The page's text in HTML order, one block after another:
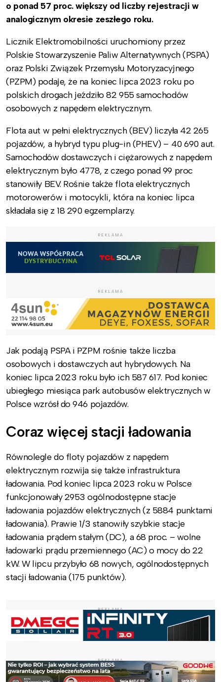
o ponad 57 proc. większy od liczby rejestracji w
analogicznym okresie zeszłego roku.
Licznik Elektromobilności uruchomiony przez
Polskie Stowarzyszenie Paliw Alternatywnych (PSPA)
oraz Polski Związek Przemysłu Motoryzacyjnego
(PZPM) podaje, że na koniec lipca 2023 roku po
polskich drogach jeździło 82 955 samochodów
osobowych z napędem elektrycznym.
Flota aut w pełni elektrycznych (BEV) liczyła 42 265
pojazdów, a hybryd typu plug-in (PHEV) – 40 690 aut.
Samochodów dostawczych i ciężarowych z napędem
elektrycznym było 4778, z czego ponad 99 proc
stanowiły BEV. Rośnie także flota elektrycznych
motorowerów i motocykli, która na koniec lipca
składała się z 18 290 egzemplarzy.
REKLAMA
REKLAMA
Jak podają PSPA i PZPM rośnie także liczba
osobowych i dostawczych aut hybrydowych. Na
koniec lipca 2023 roku było ich 587 617. Pod koniec
ubiegłego miesiąca park autobusów elektrycznych w
Polsce wzrósł do 946 pojazdów.
Coraz więcej stacji ładowania
Równolegle do floty pojazdów z napędem
elektrycznym rozwija się także infrastruktura
ładowania. Pod koniec lipca 2023 roku w Polsce
funkcjonowały 2953 ogólnodostępne stacje
ładowania pojazdów elektrycznych (z 5884 punktami
ładowania). Prawie 1/3 stanowiły szybkie stacje
ładowania prądem stałym (DC), a 68 proc. – wolne
ładowarki prądu przemiennego (AC) o mocy do 22
kW. W lipcu przybyło 68 nowych, ogólnodostępnych
stacji ładowania (175 punktów).
REKLAMA
REKLAMA